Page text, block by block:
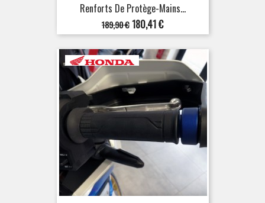
Renforts De Protège-Mains...
Prix
de
base
189,90 €Prix
180,41 €